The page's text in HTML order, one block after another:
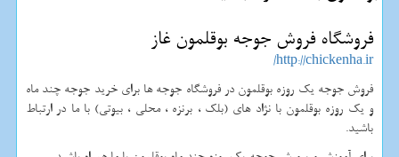
فروشگاه فروش جوجه بوقلمون غاز
http://chickenha.ir/
فروش جوجه یک روزه بوقلمون در فروشگاه جوجه ها برای خرید جوجه چند ماه
و یک روزه بوقلمون با نژاد های (بلک ، برنزه ، محلی ، بیوتی) با ما در ارتباط
باشید.